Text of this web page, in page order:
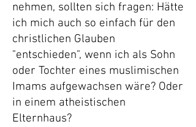
nehmen, sollten sich fragen: Hätte
ich mich auch so einfach für den
christlichen Glauben
"entschieden", wenn ich als Sohn
oder Tochter eines muslimischen
Imams aufgewachsen wäre? Oder
in einem atheistischen
Elternhaus?